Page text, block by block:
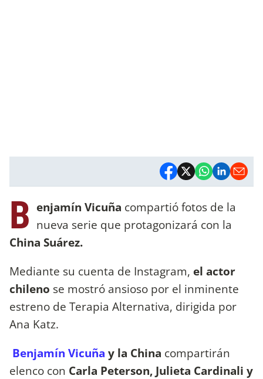
B enjamín Vicuña compartió fotos de la
nueva serie que protagonizará con la
China Suárez.
Mediante su cuenta de Instagram, el actor
chileno se mostró ansioso por el inminente
estreno de Terapia Alternativa, dirigida por
Ana Katz.
Benjamín Vicuña y la China compartirán
elenco con Carla Peterson, Julieta Cardinali y